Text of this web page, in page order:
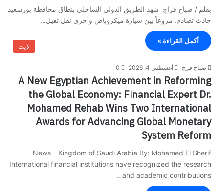
بقلم / صباح فراج شهد الطريق الدولي الساحلي بنطاق محافظة بورسعيد
حادث تصادم. مروعاً بين سيارة ميكروباص وأخرى نقل ثقيل…
أكمل القراءة »
لايت
صباح فرج أغسطس 4, 2026 0
A New Egyptian Achievement in Reforming
the Global Economy: Financial Expert Dr.
Mohamed Rehab Wins Two International
Awards for Advancing Global Monetary
System Reform
News – Kingdom of Saudi Arabia By: Mohamed El Sherif
International financial institutions have recognized the research
and academic contributions…